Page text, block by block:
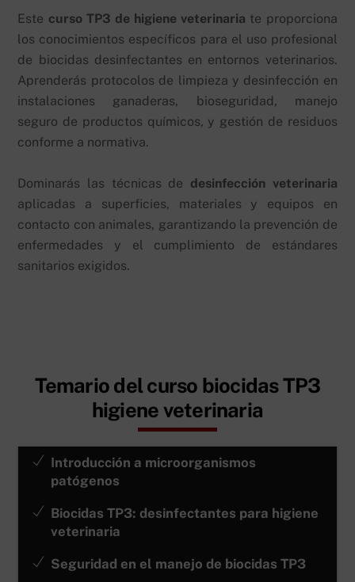
Este curso TP3 de higiene veterinaria te proporciona
los conocimientos específicos para el uso profesional
de biocidas desinfectantes en entornos veterinarios.
Aprenderás protocolos de limpieza y desinfección en
instalaciones ganaderas, bioseguridad, manejo
seguro de productos químicos, y gestión de residuos
conforme a normativa.
Dominarás las técnicas de desinfección veterinaria
aplicadas a superficies, materiales y equipos en
contacto con animales, garantizando la prevención de
enfermedades y el cumplimiento de estándares
sanitarios exigidos.
Temario del curso biocidas TP3
higiene veterinaria
Introducción a microorganismos
patógenos
Biocidas TP3: desinfectantes para higiene
veterinaria
Seguridad en el manejo de biocidas TP3